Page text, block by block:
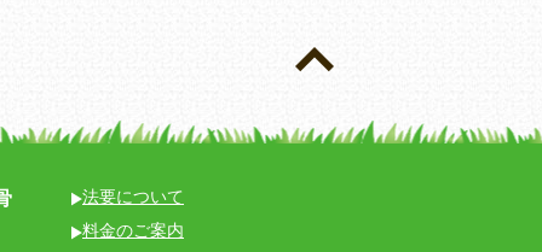
法要について
料金のご案内